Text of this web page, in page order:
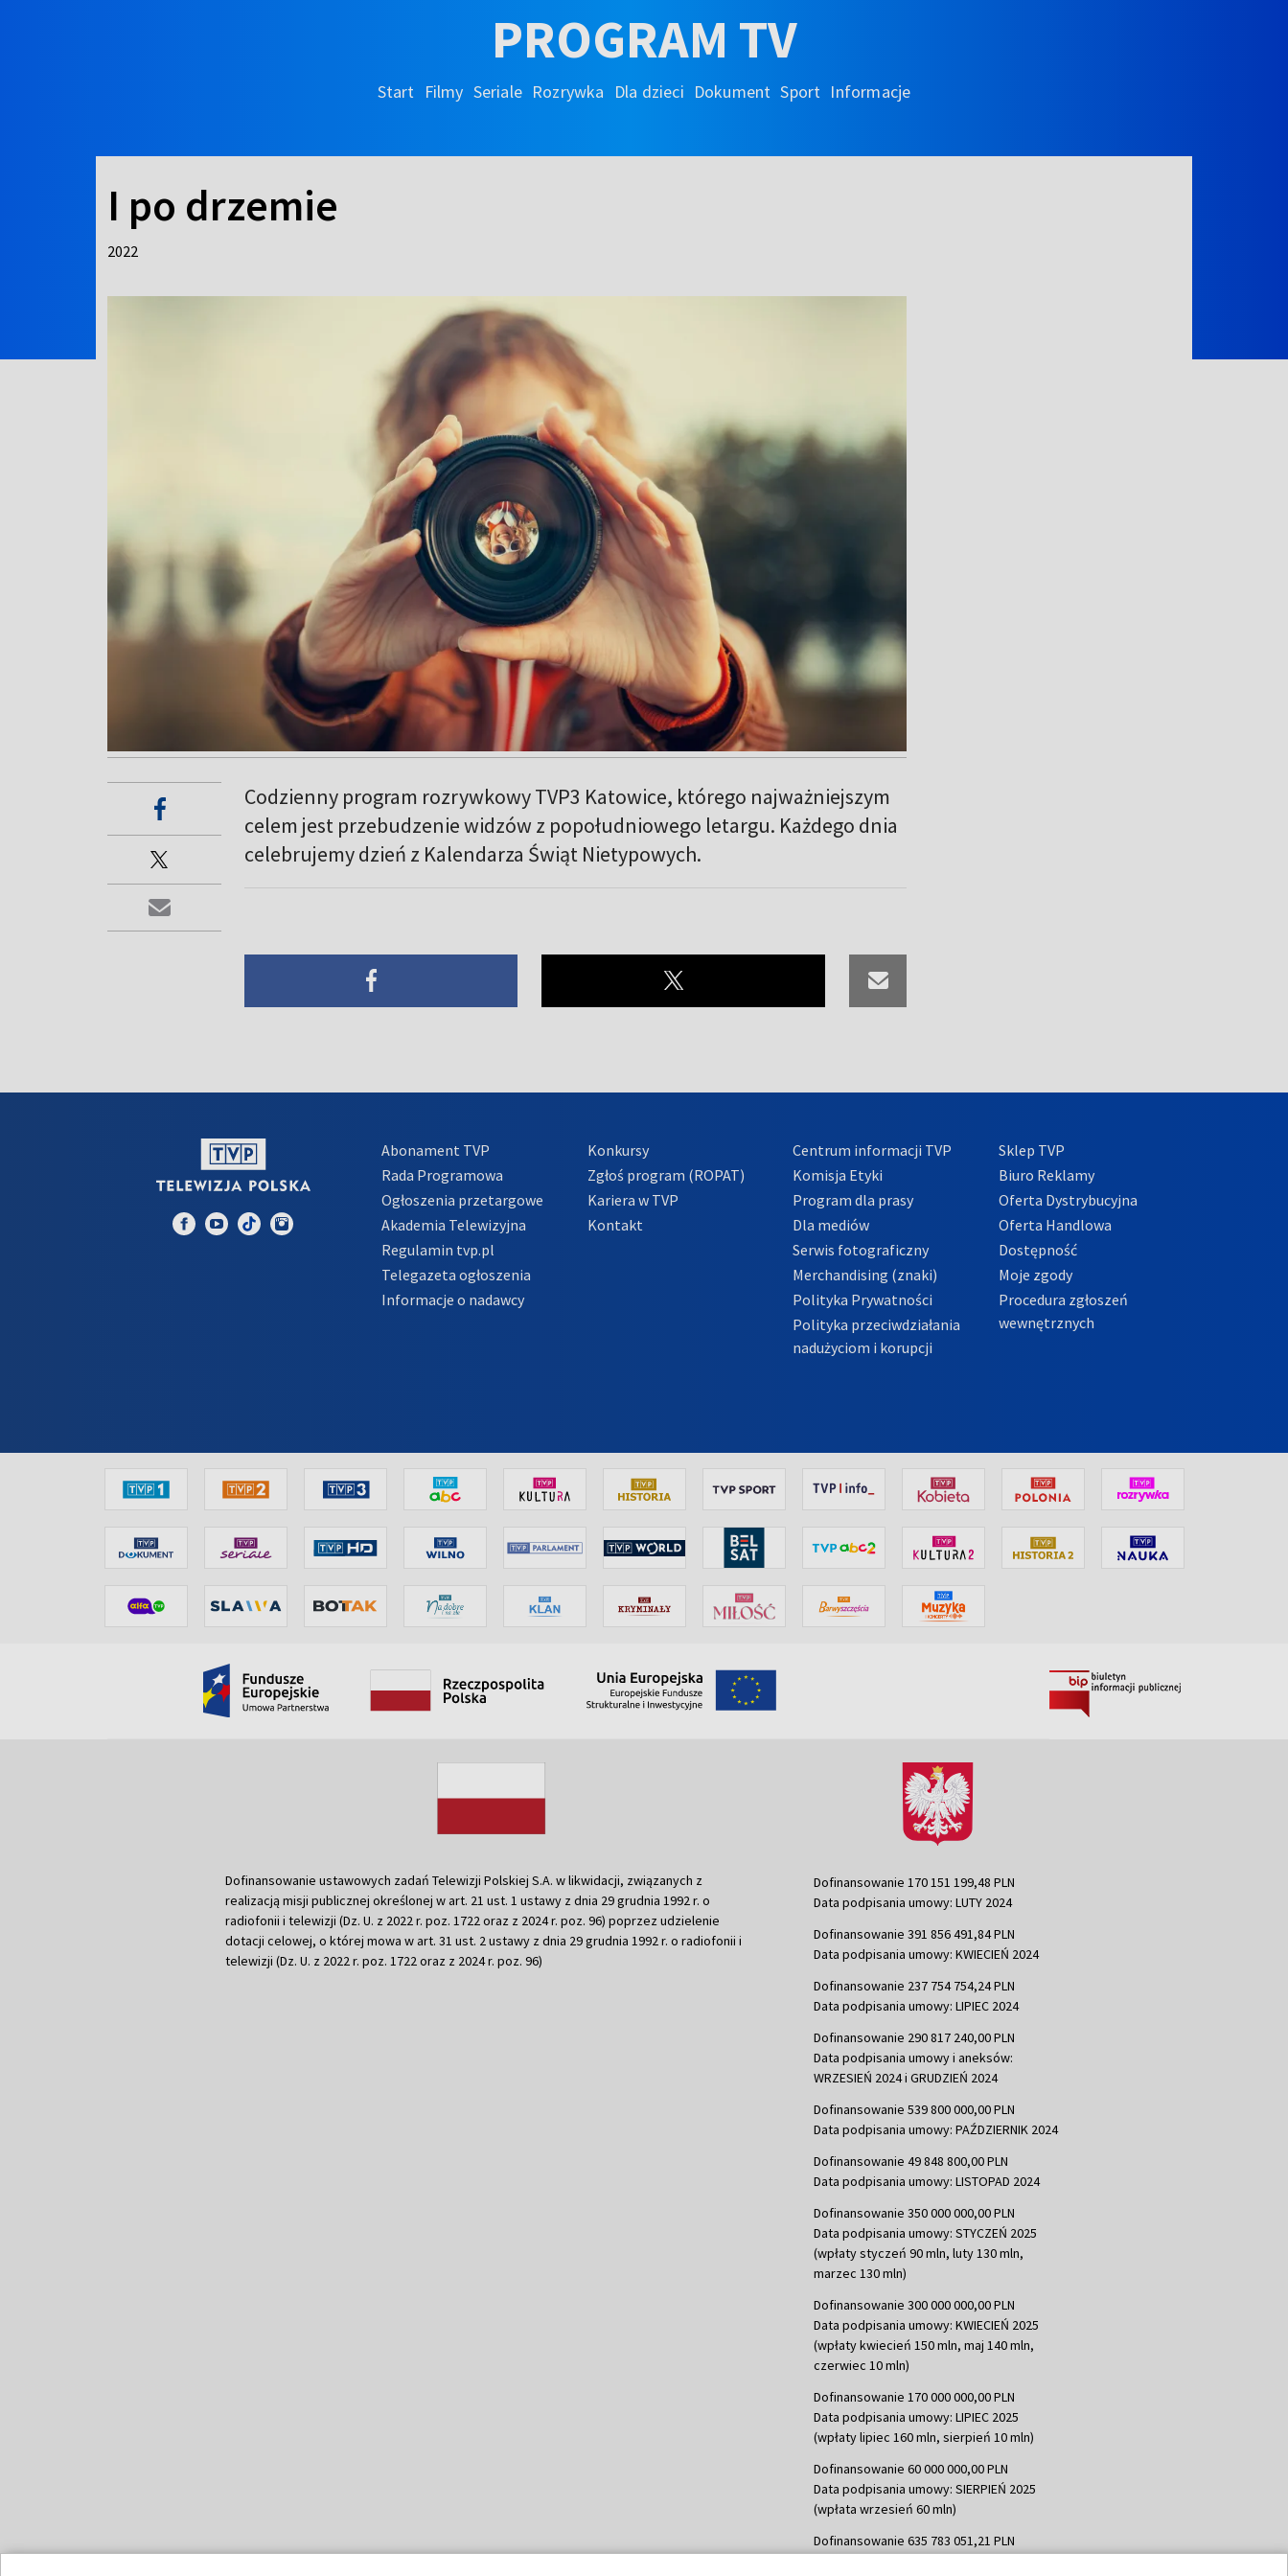
PROGRAM TV
Start Filmy Seriale Rozrywka Dla dzieci Dokument Sport Informacje
I po drzemie
2022
Codzienny program rozrywkowy TVP3 Katowice, którego najważniejszym
celem jest przebudzenie widzów z popołudniowego letargu. Każdego dnia
celebrujemy dzień z Kalendarza Świąt Nietypowych.
Abonament TVP
Rada Programowa
Ogłoszenia przetargowe
Akademia Telewizyjna
Regulamin tvp.pl
Telegazeta ogłoszenia
Informacje o nadawcy
Konkursy
Zgłoś program (ROPAT)
Kariera w TVP
Kontakt
Centrum informacji TVP
Komisja Etyki
Program dla prasy
Dla mediów
Serwis fotograficzny
Merchandising (znaki)
Polityka Prywatności
Polityka przeciwdziałania
nadużyciom i korupcji
Sklep TVP
Biuro Reklamy
Oferta Dystrybucyjna
Oferta Handlowa
Dostępność
Moje zgody
Procedura zgłoszeń
wewnętrznych
Dofinansowanie ustawowych zadań Telewizji Polskiej S.A. w likwidacji, związanych z
realizacją misji publicznej określonej w art. 21 ust. 1 ustawy z dnia 29 grudnia 1992 r. o
radiofonii i telewizji (Dz. U. z 2022 r. poz. 1722 oraz z 2024 r. poz. 96) poprzez udzielenie
dotacji celowej, o której mowa w art. 31 ust. 2 ustawy z dnia 29 grudnia 1992 r. o radiofonii i
telewizji (Dz. U. z 2022 r. poz. 1722 oraz z 2024 r. poz. 96)
Dofinansowanie 170 151 199,48 PLN
Data podpisania umowy: LUTY 2024
Dofinansowanie 391 856 491,84 PLN
Data podpisania umowy: KWIECIEŃ 2024
Dofinansowanie 237 754 754,24 PLN
Data podpisania umowy: LIPIEC 2024
Dofinansowanie 290 817 240,00 PLN
Data podpisania umowy i aneksów:
WRZESIEŃ 2024 i GRUDZIEŃ 2024
Dofinansowanie 539 800 000,00 PLN
Data podpisania umowy: PAŹDZIERNIK 2024
Dofinansowanie 49 848 800,00 PLN
Data podpisania umowy: LISTOPAD 2024
Dofinansowanie 350 000 000,00 PLN
Data podpisania umowy: STYCZEŃ 2025
(wpłaty styczeń 90 mln, luty 130 mln,
marzec 130 mln)
Dofinansowanie 300 000 000,00 PLN
Data podpisania umowy: KWIECIEŃ 2025
(wpłaty kwiecień 150 mln, maj 140 mln,
czerwiec 10 mln)
Dofinansowanie 170 000 000,00 PLN
Data podpisania umowy: LIPIEC 2025
(wpłaty lipiec 160 mln, sierpień 10 mln)
Dofinansowanie 60 000 000,00 PLN
Data podpisania umowy: SIERPIEŃ 2025
(wpłata wrzesień 60 mln)
Dofinansowanie 635 783 051,21 PLN